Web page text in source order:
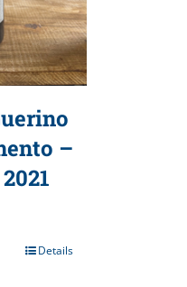
–
Details